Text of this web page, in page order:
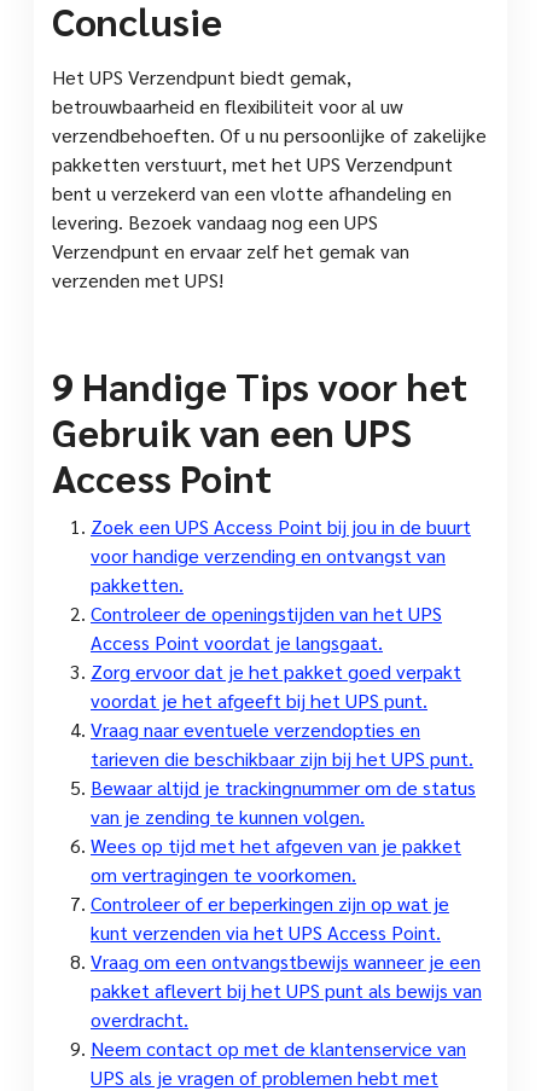
Conclusie
Het UPS Verzendpunt biedt gemak,
betrouwbaarheid en flexibiliteit voor al uw
verzendbehoeften. Of u nu persoonlijke of zakelijke
pakketten verstuurt, met het UPS Verzendpunt
bent u verzekerd van een vlotte afhandeling en
levering. Bezoek vandaag nog een UPS
Verzendpunt en ervaar zelf het gemak van
verzenden met UPS!
9 Handige Tips voor het
Gebruik van een UPS
Access Point
Zoek een UPS Access Point bij jou in de buurt
voor handige verzending en ontvangst van
pakketten.
Controleer de openingstijden van het UPS
Access Point voordat je langsgaat.
Zorg ervoor dat je het pakket goed verpakt
voordat je het afgeeft bij het UPS punt.
Vraag naar eventuele verzendopties en
tarieven die beschikbaar zijn bij het UPS punt.
Bewaar altijd je trackingnummer om de status
van je zending te kunnen volgen.
Wees op tijd met het afgeven van je pakket
om vertragingen te voorkomen.
Controleer of er beperkingen zijn op wat je
kunt verzenden via het UPS Access Point.
Vraag om een ontvangstbewijs wanneer je een
pakket aflevert bij het UPS punt als bewijs van
overdracht.
Neem contact op met de klantenservice van
UPS als je vragen of problemen hebt met